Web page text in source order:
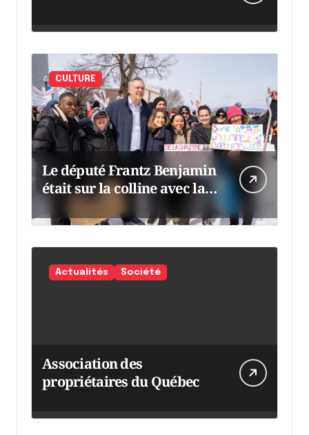
CULTURE
Le député Frantz Benjamin
était sur la colline avec la
chaumine
Actualités Société
Association des
propriétaires du Québec